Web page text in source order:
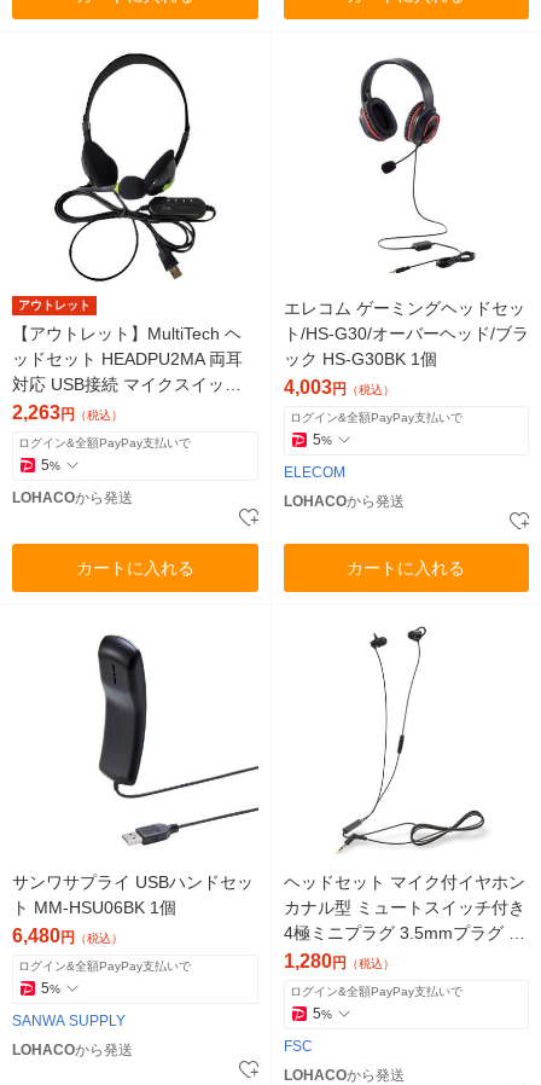
アウトレット
【アウトレット】MultiTech ヘ
ッドセット HEADPU2MA 両耳
対応 USB接続 マイクスイッ
チ・ボリュームコントロール付
2,263円 （税込）
ログイン&全額PayPay支払いで
5%
LOHACOから発送
カートに入れる
エレコム ゲーミングヘッドセッ
ト/HS-G30/オーバーヘッド/ブラ
ック HS-G30BK 1個
4,003円 （税込）
ログイン&全額PayPay支払いで
5%
ELECOM
LOHACOから発送
カートに入れる
サンワサプライ USBハンドセッ
ト MM-HSU06BK 1個
6,480円 （税込）
ログイン&全額PayPay支払いで
5%
SANWA SUPPLY
LOHACOから発送
ヘッドセット マイク付イヤホン
カナル型 ミュートスイッチ付き
4極ミニプラグ 3.5mmプラグ 両
1,280円 （税込）
ログイン&全額PayPay支払いで
5%
FSC
LOHACOから発送